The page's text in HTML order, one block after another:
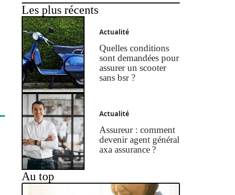
Les plus récents
Actualité
Quelles conditions
sont demandées pour
assurer un scooter
sans bsr ?
Actualité
Assureur : comment
devenir agent général
axa assurance ?
Au top